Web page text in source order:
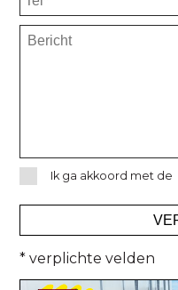
Ik ga akkoord met de
* verplichte velden